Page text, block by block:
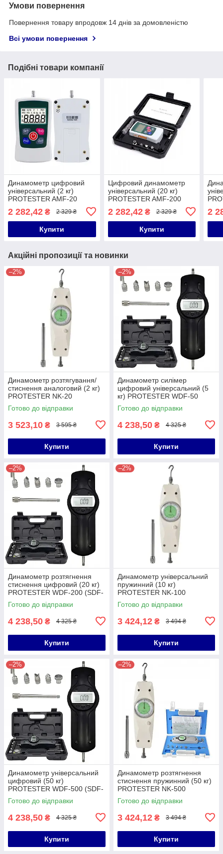
Умови повернення
Повернення товару впродовж 14 днів за домовленістю
Всі умови повернення
Подібні товари компанії
Динамометр цифровий
універсальний (2 кг)
PROTESTER AMF-20
2 282,42 ₴ 2 329 ₴
Купити
Цифровий динамометр
універсальний (20 кг)
PROTESTER AMF-200
2 282,42₴ 2 329 ₴
Купити
2
Акційні пропозиції та новинки
–2%
Динамометр розтягування/
стиснення аналоговий (2 кг)
PROTESTER NK-20
Готово до відправки
3 523,10 ₴ 3 595 ₴
Купити
–2%
Динамометр силімер
цифровий універсальний (5
кг) PROTESTER WDF-50
(SDF-50)
Готово до відправки
4 238,50 ₴ 4 325 ₴
Купити
–2%
Динамометр розтягнення
стиснення цифровий (20 кг)
PROTESTER WDF-200 (SDF-
200)
Готово до відправки
4 238,50 ₴ 4 325 ₴
Купити
–2%
Динамометр універсальний
пружинний (10 кг)
PROTESTER NK-100
Готово до відправки
3 424,12 ₴ 3 494 ₴
Купити
–2%
Динамометр універсальний
цифровий (50 кг)
PROTESTER WDF-500 (SDF-
500)
Готово до відправки
4 238,50 ₴ 4 325 ₴
Купити
–2%
Динамометр розтягнення
стиснення пружинний (50 кг)
PROTESTER NK-500
Готово до відправки
3 424,12 ₴ 3 494 ₴
Купити